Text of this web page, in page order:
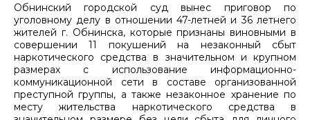
Обнинский городской суд вынес приговор по
уголовному делу в отношении 47-летней и 36 летнего
жителей г. Обнинска, которые признаны виновными в
совершении 11 покушений на незаконный сбыт
наркотического средства в значительном и крупном
размерах с использование информационно-
коммуникационной сети в составе организованной
преступной группы, а также незаконное хранение по
месту жительства наркотического средства в